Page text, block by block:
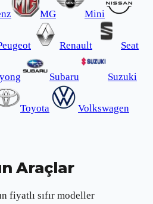
MG Mini
Renault Seat
Subaru Suzuki
Toyota Volkswagen
Araçlar
fiyatlı sıfır modeller